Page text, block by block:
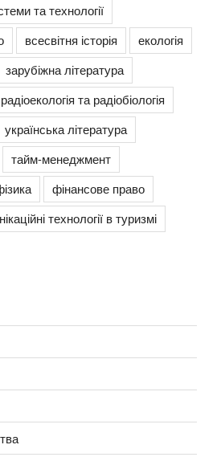
та технології
всесвітня історія
екологія
зарубіжна література
радіоекологія та радіобіологія
українська література
тайм-менеджмент
фінансове право
технології в туризмі